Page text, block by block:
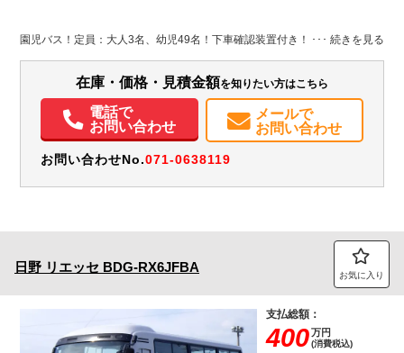
H:2,420
園児バス！定員：大人3名、幼児49名！下車確認装置付き！
在庫・価格・見積金額を知りたい方はこちら
電話で
お問い合わせ
メールで
お問い合わせ
お問い合わせNo.071-0638119
日野 リエッセ BDG-RX6JFBA お気に入り
支払総額：
400万円
(消費税込)